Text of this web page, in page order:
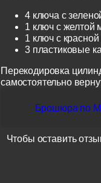
4 ключа с
1 ключ с желтой
1 ключ с
3 пластиковые
Перекодировка
самостоятельно
Брошюра по
Чтобы оставить